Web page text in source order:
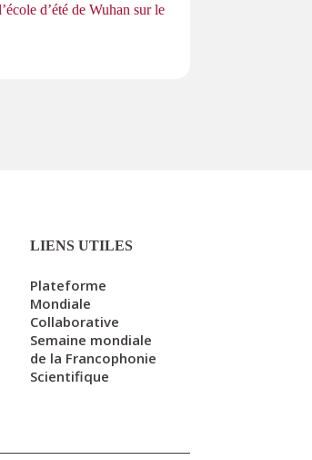
d’été de Wuhan sur le
LIENS UTILES
Plateforme
Mondiale
Collaborative
Semaine mondiale
de la Francophonie
Scientifique